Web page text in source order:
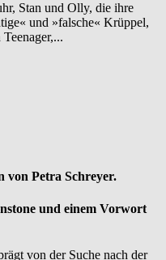
Stan und Olly, die ihre
und »falsche« Krüppel,
von Petra Schreyer.
und einem Vorwort
von der Suche nach der